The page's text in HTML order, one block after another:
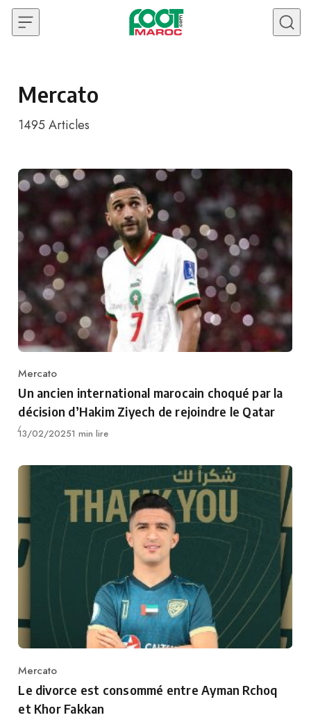
Skip to content
Mercato
1495Articles
Category
Mercato
Un ancien international marocain choqué par la
décision d’Hakim Ziyech de rejoindre le Qatar
Publié
13/02/20251 min lire
Category
Mercato
Le divorce est consommé entre Ayman Rchoq
et Khor Fakkan